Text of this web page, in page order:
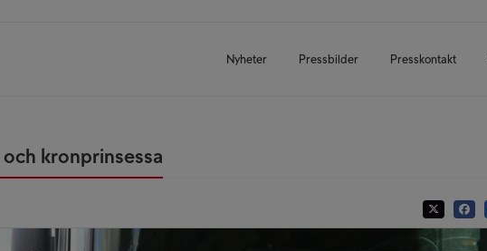
Nyheter Pressbilder Presskontakt
kronprinsessa